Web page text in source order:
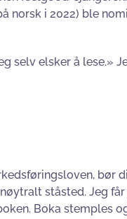
norsk i 2022) ble
selv elsker å lese.»
bør
ståsted. Jeg
Boka stemples